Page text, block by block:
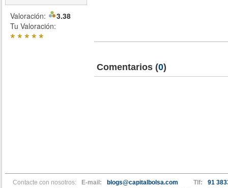
Valoración:
3.38
Tu Valoración:
*****
Comentarios (0)
Contacte con nosotros: E-mail: blogs@capitalbolsa.com Tlf: 91